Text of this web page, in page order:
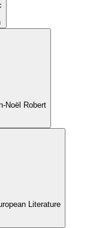
Noël Robert
Literature